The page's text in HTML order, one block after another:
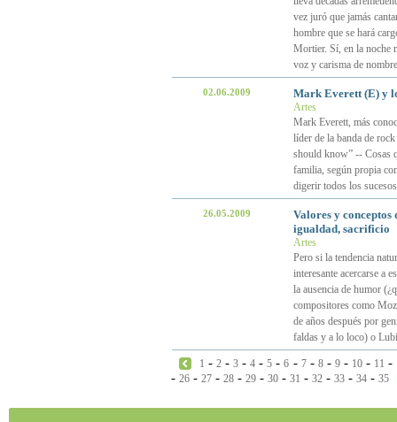
vez juró que jamás
hombre que se hará
Mortier. Sí, en la noche
voz y carisma de
02.06.2009 Mark Everett (E) y
Artes
Mark Everett, más
líder de la banda de
should know” -- Cosas
familia, según propia
digerir todos los
26.05.2009
Valores y conceptos
igualdad, sacrificio
Artes
Pero si la tendencia
interesante acercarse a
la ausencia de humor
compositores como
de años después por
faldas y a lo loco) o
1 -2 -3 -4 -5 -6 - 7- 8- 9- 10- 11 -
- 26 - 27 - 28 - 29 - 30 - 31 - 32 - 33 - 34 - 35